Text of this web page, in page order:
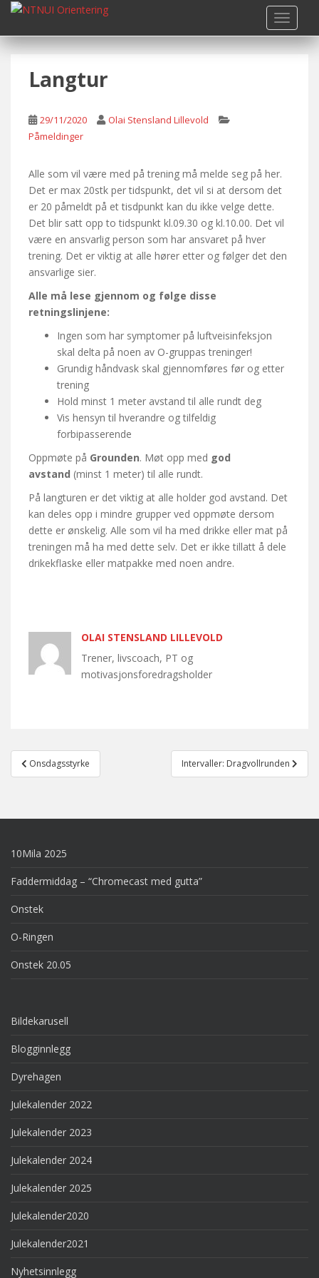
i
Langtur
29/11/2020
Olai Stensland Lillevold
Påmeldinger
Alle som vil være med på trening må melde seg på her.
Det er max 20stk per tidspunkt, det vil si at dersom det
er 20 påmeldt på et tisdpunkt kan du ikke velge dette.
Det blir satt opp to tidspunkt kl.09.30 og kl.10.00. Det vil
være en ansvarlig person som har ansvaret på hver
trening. Det er viktig at alle hører etter og følger det den
ansvarlige sier.
Alle må lese gjennom og følge disse
retningslinjene:
Ingen som har symptomer på luftveisinfeksjon
skal delta på noen av O-gruppas treninger!
Grundig håndvask skal gjennomføres før og etter
trening
Hold minst 1 meter avstand til alle rundt deg
Vis hensyn til hverandre og tilfeldig
forbipasserende
Oppmøte på Grounden. Møt opp med god
avstand (minst 1 meter) til alle rundt.
På langturen er det viktig at alle holder god avstand. Det
kan deles opp i mindre grupper ved oppmøte dersom
dette er ønskelig. Alle som vil ha med drikke eller mat på
treningen må ha med dette selv. Det er ikke tillatt å dele
drikekflaske eller matpakke med noen andre.
OLAI STENSLAND LILLEVOLD
Trener, livscoach, PT og
motivasjonsforedragsholder
Post
navigation
Onsdagsstyrke Intervaller: Dragvollrunden
10Mila 2025
Faddermiddag – “Chromecast med gutta”
Onstek
O-Ringen
Onstek 20.05
Bildekarusell
Blogginnlegg
Dyrehagen
Julekalender 2022
Julekalender 2023
Julekalender 2024
Julekalender 2025
Julekalender2020
Julekalender2021
Nyhetsinnlegg